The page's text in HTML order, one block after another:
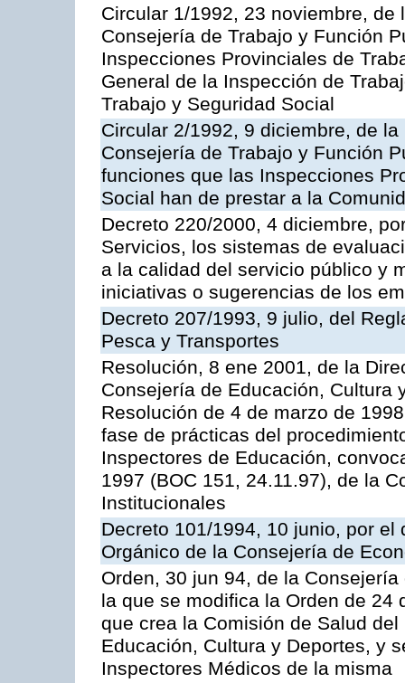
Circular 1/1992, 23 noviembre,
Consejería de Trabajo y Función
Inspecciones Provinciales de
General de la Inspección de
Trabajo y Seguridad Social
Circular 2/1992, 9 diciembre, de
Consejería de Trabajo y Función
funciones que las Inspecciones
Social han de prestar a la
Decreto 220/2000, 4 diciembre,
Servicios, los sistemas de
a la calidad del servicio público y
iniciativas o sugerencias de los
Decreto 207/1993, 9 julio, del
Pesca y Transportes
Resolución, 8 ene 2001, de la
Consejería de Educación, Cultura
Resolución de 4 de marzo de
fase de prácticas del
Inspectores de Educación,
1997 (BOC 151, 24.11.97), de la
Institucionales
Decreto 101/1994, 10 junio, por
Orgánico de la Consejería de
Orden, 30 jun 94, de la
la que se modifica la Orden de 24
que crea la Comisión de Salud
Educación, Cultura y Deportes, y
Inspectores Médicos de la misma